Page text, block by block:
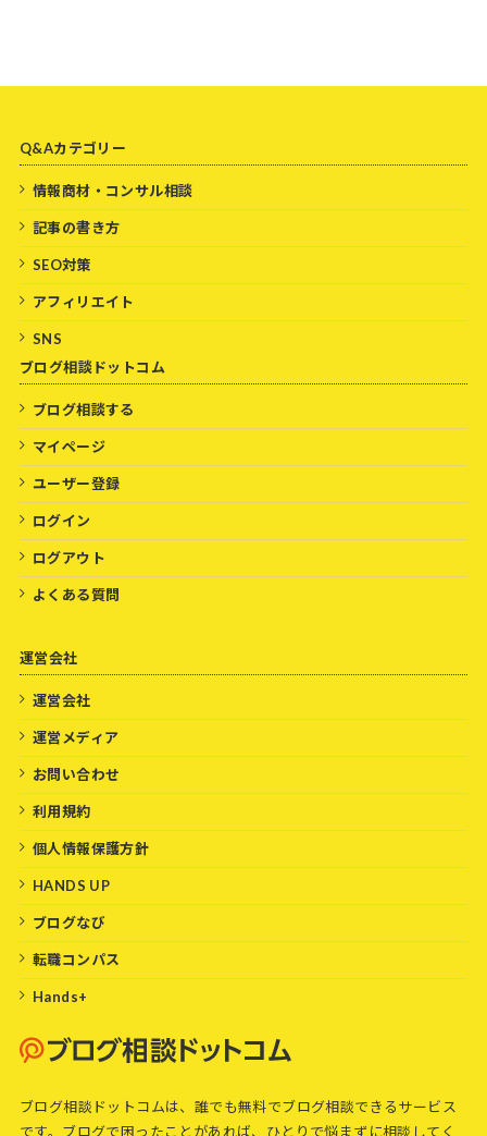
Q&Aカテゴリー
情報商材・コンサル相談
記事の書き方
SEO対策
アフィリエイト
SNS
ブログ相談ドットコム
ブログ相談する
マイページ
ユーザー登録
ログイン
ログアウト
よくある質問
運営会社
運営会社
運営メディア
お問い合わせ
利用規約
個人情報保護方針
HANDS UP
ブログなび
転職コンパス
Hands+
ブログ相談ドットコムは、誰でも無料でブログ相談できるサービス
です。ブログで困ったことがあれば、ひとりで悩まずに相談してく